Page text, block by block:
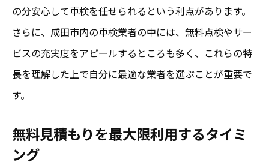
無料見積もりを利用した費用削減の実践
成田の車検業者選び無料見積もりを最大限活用
する方法
オンライン見積もりのメリットとデメリッ
の分安心して車検を任せられるという利点があります。
さらに、成田市内の車検業者の中には、無料点検やサー
ビスの充実度をアピールするところも多く、これらの特
長を理解した上で自分に最適な業者を選ぶことが重要で
す。
無料見積もりを最大限利用するタイミ
ング